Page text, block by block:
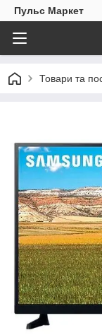
Пульс Маркет
Товари та